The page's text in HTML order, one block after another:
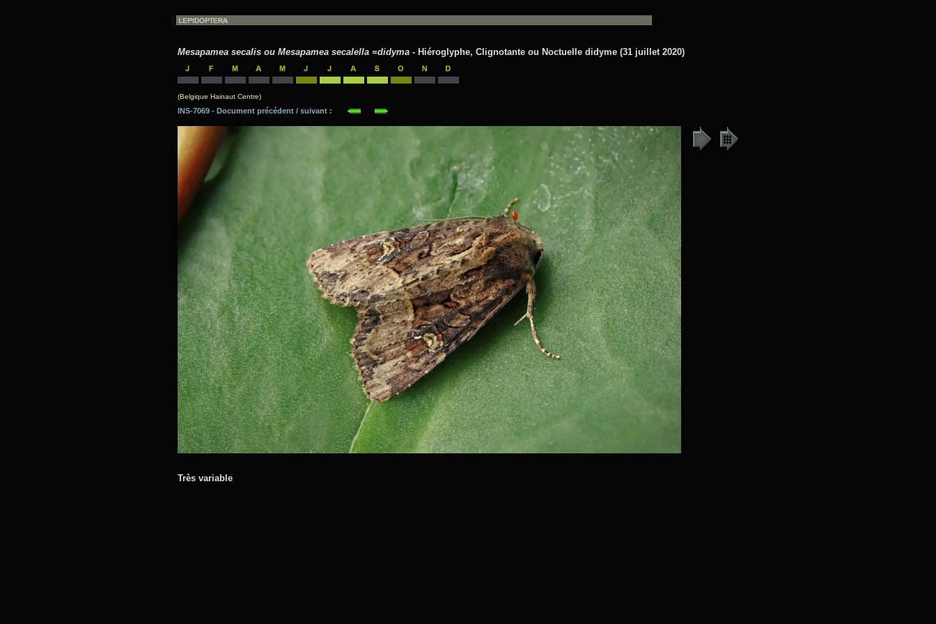
Mesapamea secalis ou Mesapamea secalella =didyma - Hiéroglyphe, Clignotante ou Noctuelle didyme (31 juillet 2020)
(Belgique Hainaut Centre)
INS-7069 - Document précédent / suivant :
Très variable